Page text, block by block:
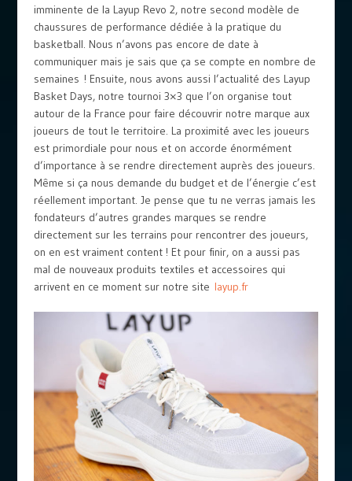
imminente de la Layup Revo 2, notre second modèle de
chaussures de performance dédiée à la pratique du
basketball. Nous n’avons pas encore de date à
communiquer mais je sais que ça se compte en nombre de
semaines ! Ensuite, nous avons aussi l’actualité des Layup
Basket Days, notre tournoi 3×3 que l’on organise tout
autour de la France pour faire découvrir notre marque aux
joueurs de tout le territoire. La proximité avec les joueurs
est primordiale pour nous et on accorde énormément
d’importance à se rendre directement auprès des joueurs.
Même si ça nous demande du budget et de l’énergie c’est
réellement important. Je pense que tu ne verras jamais les
fondateurs d’autres grandes marques se rendre
directement sur les terrains pour rencontrer des joueurs,
on en est vraiment content ! Et pour finir, on a aussi pas
mal de nouveaux produits textiles et accessoires qui
arrivent en ce moment sur notre site layup.fr